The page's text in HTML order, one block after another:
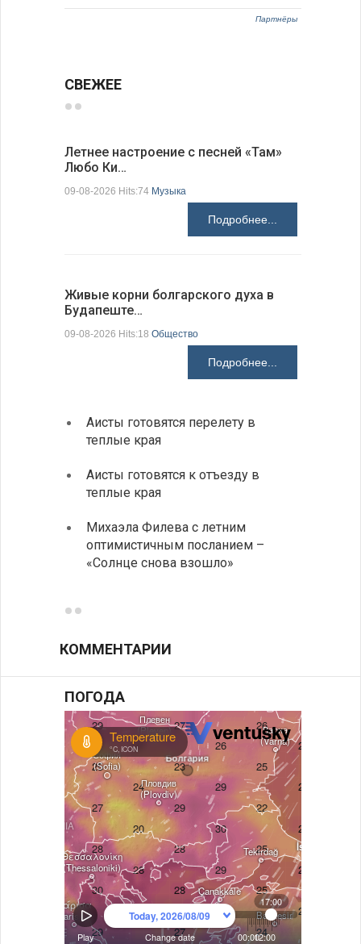
Партнёры
СВЕЖЕЕ
Летнее настроение с песней «Там»
Любо Ки…
09-08-2026 Hits:74 Музыка
Подробнее...
Живые корни болгарского духа в
Будапеште…
09-08-2026 Hits:18 Общество
Подробнее...
Аисты готовятся перелету в
теплые края
Аисты готовятся к отъезду в
теплые края
Михаэла Филева с летним
оптимистичным посланием –
«Солнце снова взошло»
КОММЕНТАРИИ
ПОГОДА